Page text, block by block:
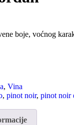
boje, voćnog
, Vina
, pinot noir, pinot noir